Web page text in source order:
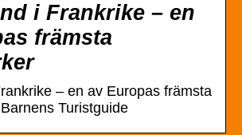
i Frankrike – en
främsta
– en av Europas främsta
Turistguide